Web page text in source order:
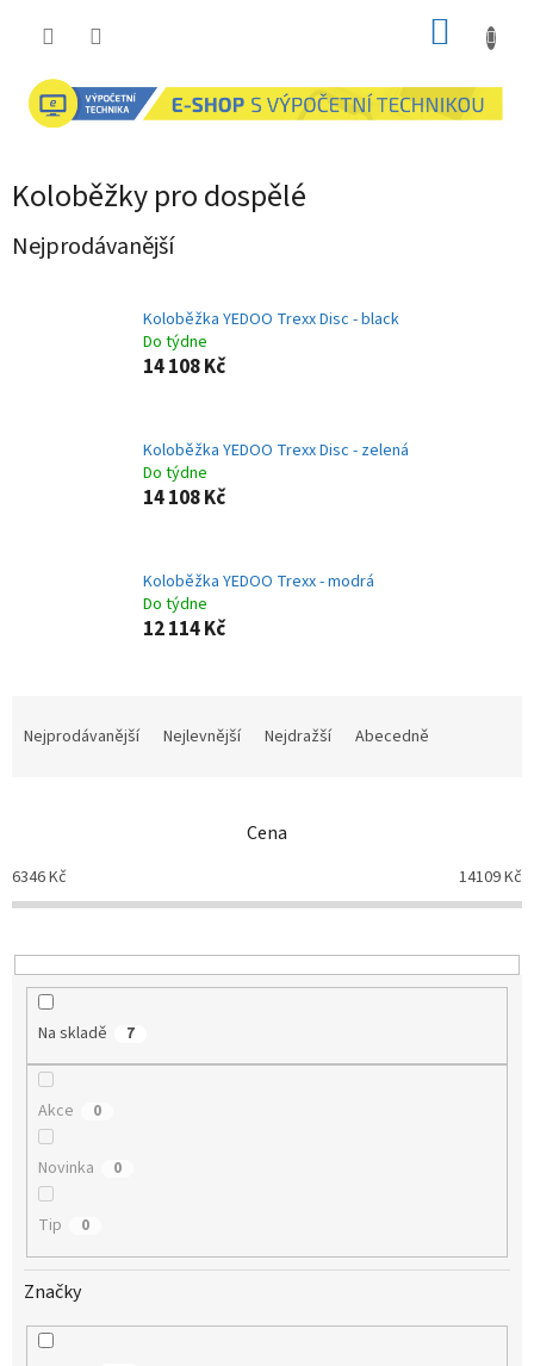
Koloběžky pro dospělé
Nejprodávanější
Koloběžka YEDOO Trexx Disc - black
Do týdne
14 108 Kč
Koloběžka YEDOO Trexx Disc - zelená
Do týdne
14 108 Kč
Koloběžka YEDOO Trexx - modrá
Do týdne
12 114 Kč
p
r
o
u
Nejprodávanější Nejlevnější Nejdražší Abecedně
Cena
6346Kč 14109Kč
Na skladě 7
Akce 0
Novinka 0
Tip 0
Značky